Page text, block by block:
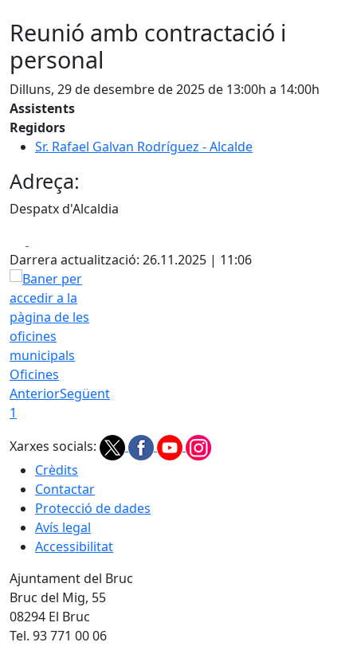
Reunió amb contractació i
personal
Dilluns, 29 de desembre de 2025 de 13:00h a 14:00h
Assistents
Regidors
Sr. Rafael Galvan Rodríguez - Alcalde
Adreça:
Despatx d'Alcaldia
Darrera actualització: 26.11.2025 | 11:06
Oficines
AnteriorSegüent
1
Xarxes socials:
Crèdits
Contactar
Protecció de dades
Avís legal
Accessibilitat
Ajuntament del Bruc
Bruc del Mig, 55
08294 El Bruc
Tel. 93 771 00 06